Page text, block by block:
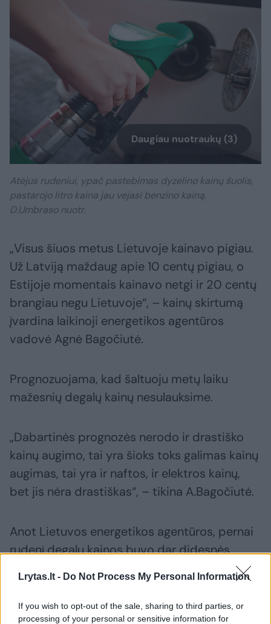
Lrytas.lt - Do Not Process My Personal Information
If you wish to opt-out of the sale, sharing to third parties, or
processing of your personal or sensitive information for
Daugiau nuotraukų (3)
Atėjus rudeniui, ypač pastebimas dyzelino kainų šuolis,
pastarojo litro kaina jau vejasi benzino kainą.
D.Umbraso nuotr.
„Visus šiuos metus Lietuvoje kainavo pigiau.
Už Latviją maždaug apie 10 centų pigiau, o
Estijoje momentais kainavo netgi ir 20 centų
brangiau negu Lietuvoje“, – kainų skirtumą
įvardina laikinoji energetikos agentūros
vadovė Agnė Bagočiutė.
Prognozuojama, kad šaltuoju metų laiku
mažesnių degalų kainų nesulauksime.
„Dabartinės prognozės nerodo ir drastiško
kainų augimo, tai yra šioks toks galimas kainų
augimas, tai yra ir naftos, ir elektros kainų,
bet jis nėra drastiškas“, – tikina A.Bagočiutė.
Anot Lietuvos energetikos agentūros, pernai
rudenį degalų kainos buvo dar didesnės.